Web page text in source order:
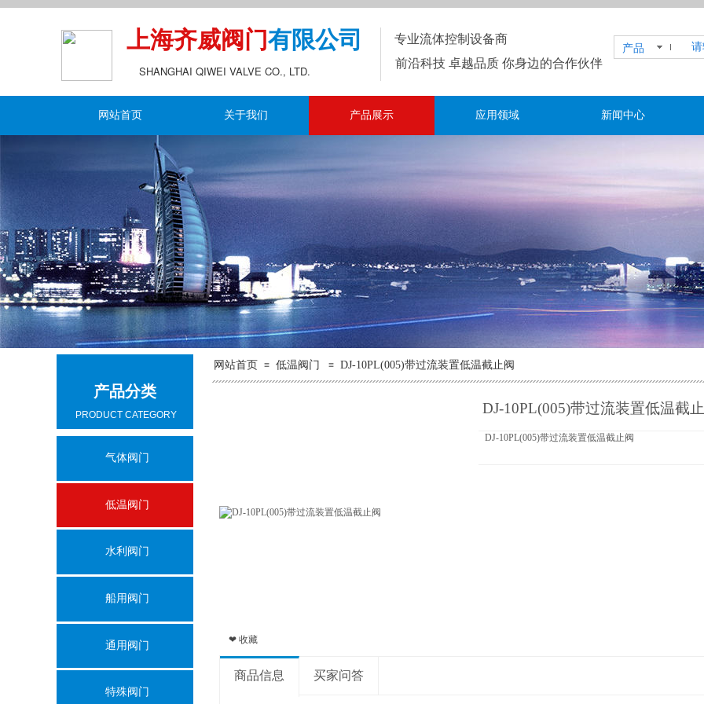
上海齐威阀门有限公司
SHANGHAI QIWEI VALVE CO., LTD.
专业流体控制设备商
前沿科技 卓越品质 你身边的合作伙伴
产品
网站首页 关于我们 产品展示 应用领域 新闻中心
产品分类
网站首页 ≡ 低温阀门 ≡ DJ-10PL(005)带过流装置低温截止阀
❤ 收藏
DJ-10PL(005)带过流装置低温截
DJ-10PL(005)带过流装置低温截止阀
商品信息 买家问答
PRODUCT CATEGORY
气体阀门
低温阀门
水利阀门
船用阀门
通用阀门
特殊阀门